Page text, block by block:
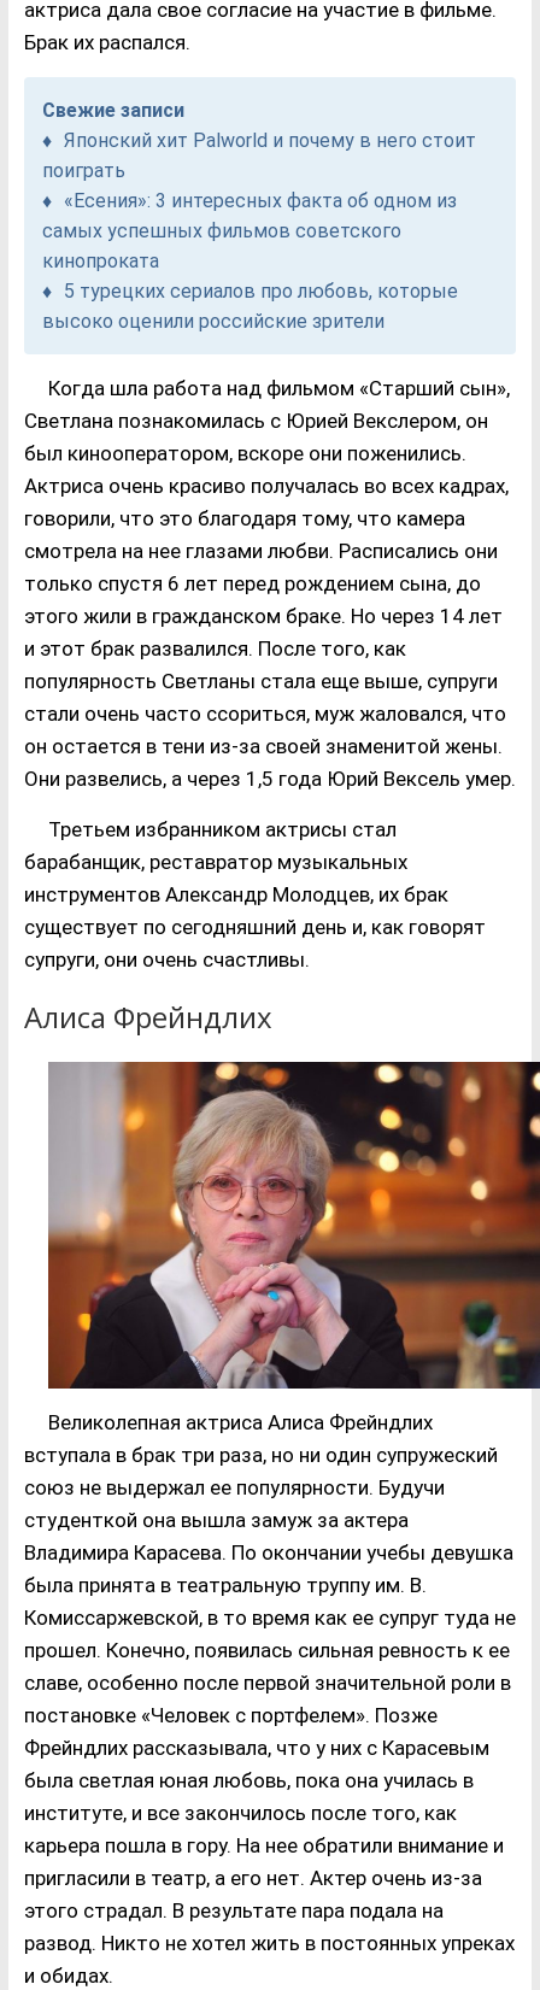
актриса дала свое согласие на участие в фильме.
Брак их распался.
Свежие записи
Японский хит Palworld и почему в него стоит
поиграть
«Есения»: 3 интересных факта об одном из
самых успешных фильмов советского
кинопроката
5 турецких сериалов про любовь, которые
высоко оценили российские зрители
Когда шла работа над фильмом «Старший сын»,
Светлана познакомилась с Юрией Векслером, он
был кинооператором, вскоре они поженились.
Актриса очень красиво получалась во всех кадрах,
говорили, что это благодаря тому, что камера
смотрела на нее глазами любви. Расписались они
только спустя 6 лет перед рождением сына, до
этого жили в гражданском браке. Но через 14 лет
и этот брак развалился. После того, как
популярность Светланы стала еще выше, супруги
стали очень часто ссориться, муж жаловался, что
он остается в тени из-за своей знаменитой жены.
Они развелись, а через 1,5 года Юрий Вексель умер.
Третьем избранником актрисы стал
барабанщик, реставратор музыкальных
инструментов Александр Молодцев, их брак
существует по сегодняшний день и, как говорят
супруги, они очень счастливы.
Алиса Фрейндлих
Великолепная актриса Алиса Фрейндлих
вступала в брак три раза, но ни один супружеский
союз не выдержал ее популярности. Будучи
студенткой она вышла замуж за актера
Владимира Карасева. По окончании учебы девушка
была принята в театральную труппу им. В.
Комиссаржевской, в то время как ее супруг туда не
прошел. Конечно, появилась сильная ревность к ее
славе, особенно после первой значительной роли в
постановке «Человек с портфелем». Позже
Фрейндлих рассказывала, что у них с Карасевым
была светлая юная любовь, пока она училась в
институте, и все закончилось после того, как
карьера пошла в гору. На нее обратили внимание и
пригласили в театр, а его нет. Актер очень из-за
этого страдал. В результате пара подала на
развод. Никто не хотел жить в постоянных упреках
и обидах.